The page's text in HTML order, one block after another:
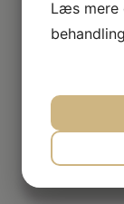
Læs mere